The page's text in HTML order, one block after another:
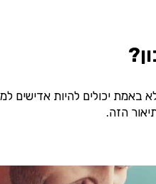
באמת יכולים להיות אדישים
הזה.